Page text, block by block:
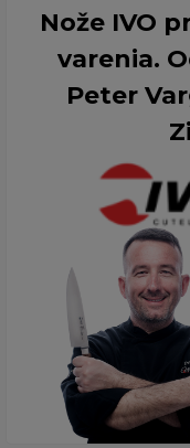
Nože IVO
varenia.
Peter